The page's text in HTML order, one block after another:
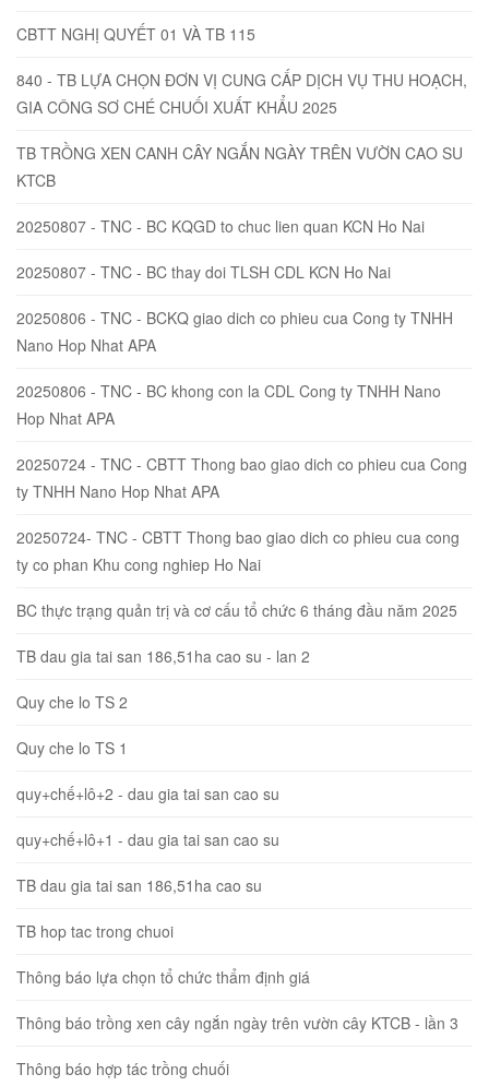
CBTT NGHỊ QUYẾT 01 VÀ TB 115
840 - TB LỰA CHỌN ĐƠN VỊ CUNG CẤP DỊCH VỤ THU HOẠCH,
GIA CÔNG SƠ CHÉ CHUỐI XUẤT KHẨU 2025
TB TRỒNG XEN CANH CÂY NGẮN NGÀY TRÊN VƯỜN CAO SU
KTCB
20250807 - TNC - BC KQGD to chuc lien quan KCN Ho Nai
20250807 - TNC - BC thay doi TLSH CDL KCN Ho Nai
20250806 - TNC - BCKQ giao dich co phieu cua Cong ty TNHH
Nano Hop Nhat APA
20250806 - TNC - BC khong con la CDL Cong ty TNHH Nano
Hop Nhat APA
20250724 - TNC - CBTT Thong bao giao dich co phieu cua Cong
ty TNHH Nano Hop Nhat APA
20250724- TNC - CBTT Thong bao giao dich co phieu cua cong
ty co phan Khu cong nghiep Ho Nai
BC thực trạng quản trị và cơ cấu tổ chức 6 tháng đầu năm 2025
TB dau gia tai san 186,51ha cao su - lan 2
Quy che lo TS 2
Quy che lo TS 1
quy+chế+lô+2 - dau gia tai san cao su
quy+chế+lô+1 - dau gia tai san cao su
TB dau gia tai san 186,51ha cao su
TB hop tac trong chuoi
Thông báo lựa chọn tổ chức thẩm định giá
Thông báo trồng xen cây ngắn ngày trên vườn cây KTCB - lần 3
Thông báo hợp tác trồng chuối